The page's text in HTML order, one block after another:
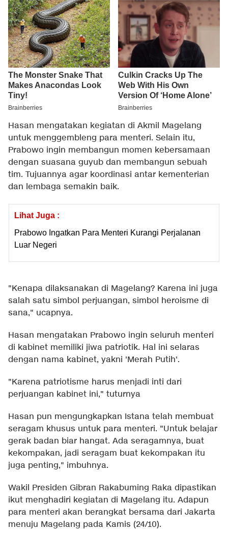
Hasan mengatakan kegiatan di Akmil Magelang
untuk menggembleng para menteri. Selain itu,
Prabowo ingin membangun momen kebersamaan
dengan suasana guyub dan membangun sebuah
tim. Tujuannya agar koordinasi antar kementerian
dan lembaga semakin baik.
Lihat Juga :
Prabowo Ingatkan Para Menteri Kurangi Perjalanan
Luar Negeri
"Kenapa dilaksanakan di Magelang? Karena ini juga
salah satu simbol perjuangan, simbol heroisme di
sana," ucapnya.
Hasan mengatakan Prabowo ingin seluruh menteri
di kabinet memiliki jiwa patriotik. Hal ini selaras
dengan nama kabinet, yakni 'Merah Putih'.
"Karena patriotisme harus menjadi inti dari
perjuangan kabinet ini," tuturnya
Hasan pun mengungkapkan Istana telah membuat
seragam khusus untuk para menteri. "Untuk belajar
gerak badan biar hangat. Ada seragamnya, buat
kekompakan, jadi seragam buat kekompakan itu
juga penting," imbuhnya.
Wakil Presiden Gibran Rakabuming Raka dipastikan
ikut menghadiri kegiatan di Magelang itu. Adapun
para menteri akan berangkat bersama dari Jakarta
menuju Magelang pada Kamis (24/10).